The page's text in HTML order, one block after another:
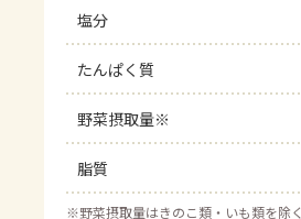
塩分
たんぱく質
野菜摂取量※
脂質
※野菜摂取量はきのこ類・いも類を除く